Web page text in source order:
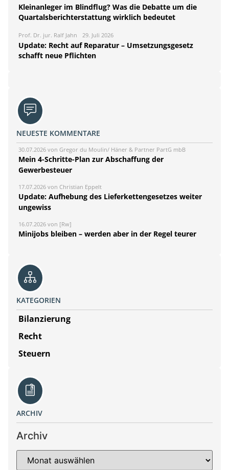
Kleinanleger im Blindflug? Was die Debatte um die
Quartalsberichterstattung wirklich bedeutet
Prof. Dr. jur. Ralf Jahn 29. Juli 2026
Update: Recht auf Reparatur – Umsetzungsgesetz
schafft neue Pflichten
NEUESTE KOMMENTARE
30.07.2026 von Gregor du Moulin/ Häner & Partner PartG mbB
Mein 4-Schritte-Plan zur Abschaffung der
Gewerbesteuer
17.07.2026 von Christian Eppelt
Update: Aufhebung des Lieferkettengesetzes weiter
ungewiss
16.07.2026 von [Rw]
Minijobs bleiben – werden aber in der Regel teurer
KATEGORIEN
Bilanzierung
Recht
Steuern
ARCHIV
Archiv